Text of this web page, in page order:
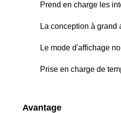
Prend en charge les
La conception à
Le mode d'affichage
Prise en charge de
Avantage